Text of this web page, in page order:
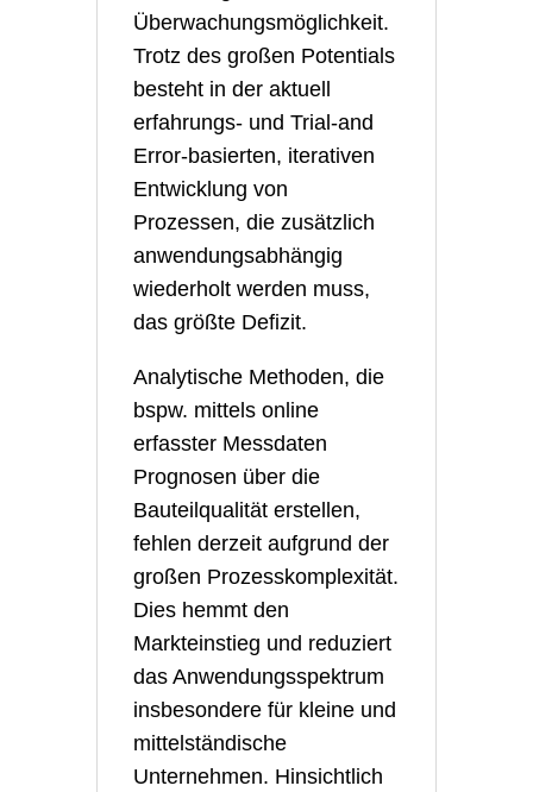
Überwachungsmöglichkeit.
Trotz des großen Potentials
besteht in der aktuell
erfahrungs- und Trial-and
Error-basierten, iterativen
Entwicklung von
Prozessen, die zusätzlich
anwendungsabhängig
wiederholt werden muss,
das größte Defizit.
Analytische Methoden, die
bspw. mittels online
erfasster Messdaten
Prognosen über die
Bauteilqualität erstellen,
fehlen derzeit aufgrund der
großen Prozesskomplexität.
Dies hemmt den
Markteinstieg und reduziert
das Anwendungsspektrum
insbesondere für kleine und
mittelständische
Unternehmen. Hinsichtlich